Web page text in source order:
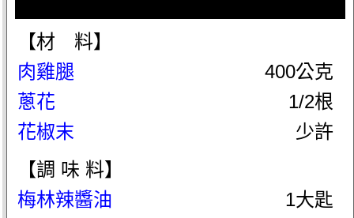
【材 料】
肉雞腿
400公克
蔥花
1/2根
花椒末
少許
【調 味 料】
梅林辣醬油
1大匙